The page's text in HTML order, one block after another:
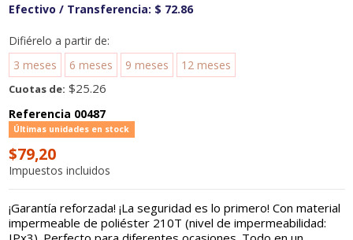
Efectivo / Transferencia: $ 72.86
Difiérelo a partir de:
3 meses
6 meses 9 meses 12 meses
Cuotas de: $25.26
Referencia 00487
Últimas unidades en stock
$79,20
Impuestos incluidos
¡Garantía reforzada! ¡La seguridad es lo primero! Con material
impermeable de poliéster 210T (nivel de impermeabilidad: